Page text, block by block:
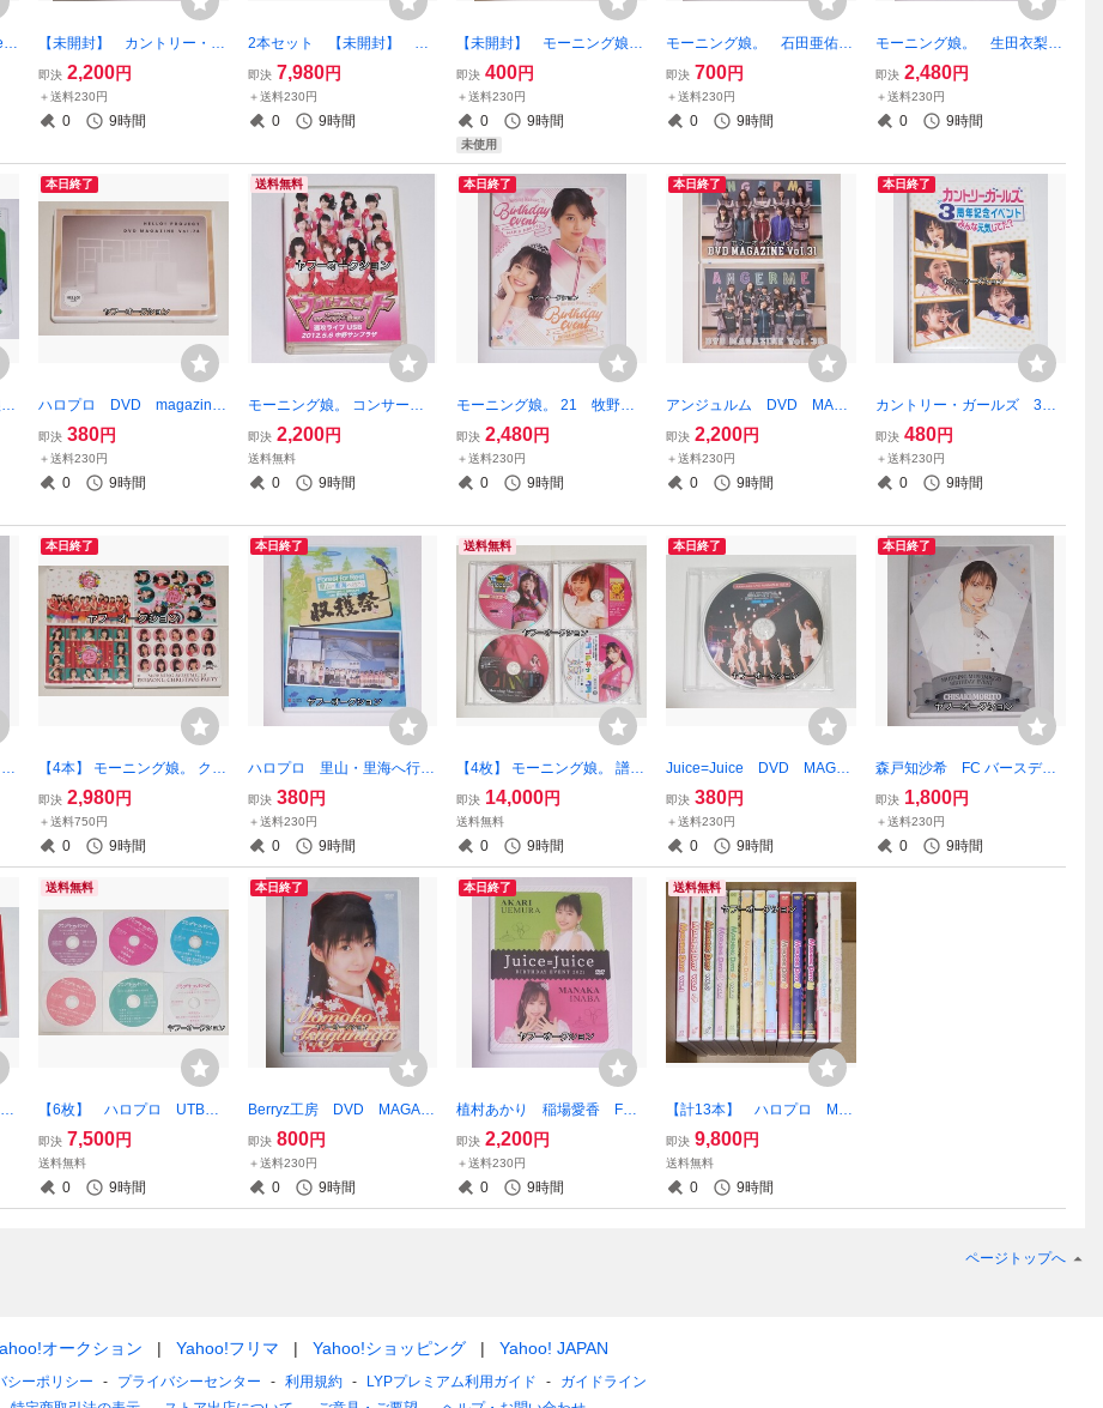
【未開封】 カントリー・ガ
ールズ FCイベント DVD
2019 夏の大四角形 山
木梨沙 森戸知沙希 小関舞 船
木結 ハロプロ モーニング
即決 2,200円
＋送料230円
0 9時間
2本セット 【未開封】 モ
ーニング娘。 田中れいな
on ソロアングル DVD 2
010 2011 ライバルサバイ
バル ファンタジーDX ハ
即決 7,980円
＋送料230円
0 9時間
【未開封】 モーニング娘。
DVD MAGAZINE マガ
ジン vol.86 ハロプロ
即決 400円
＋送料230円
0 9時間
未使用
モーニング娘。 石田亜佑
美 2021 FC バースデー イ
ベント DVD ハロプロ
即決 700円
＋送料230円
0 9時間
モーニング娘。 生田衣梨
奈 山﨑愛生 2021 バー
スデーイベント DVD ハロ
プロ
即決 2,480円
＋送料230円
0 9時間
本日終了
ハロプロ DVD magazine
マガジン Vol.78 モーニ
ング娘。 アンジュルム Ju
ice=Juice BEYOOOOOND
S OCHA NORMA
即決 380円
＋送料230円
0 9時間
送料無料
モーニング娘。 コンサート
ツアー 2012 春 速攻ライブ
USB ウルトラスマート 道重
さゆみ 田中れいな 譜久村聖
鞘師里保 佐藤優樹 工藤遥
即決 2,200円
送料無料
0 9時間
本日終了
モーニング娘。 21 牧野真
莉愛 横山玲奈 FC バー
スデーイベント 2021 DV
D ハロプロ
即決 2,480円
＋送料230円
0 9時間
本日終了
アンジュルム DVD MAGA
ZINE マガジン vol.31 vo
l.36 アンジュル部 竹内朱
莉 佐々木莉佳子 上國料萌衣
笠原桃奈 ハロプロ
即決 2,200円
＋送料230円
0 9時間
本日終了
カントリー・ガールズ 3周
年記念 ライブ コンサー
ト DVD ハロプロ 山木梨
沙 森戸知沙希 梁川奈々
美 船木結
即決 480円
＋送料230円
0 9時間
本日終了
【4本】 モーニング娘。 クリ
スマス DVD 2017 2018 20
19 2020 ハロプロ 佐藤優樹
牧野真莉愛 北川莉央 岡村ほ
まれ 山﨑愛生 17 18 19 20
即決 2,980円
＋送料750円
0 9時間
本日終了
ハロプロ 里山・里海へ行こ
う with 勇気の翼 2014 収
穫祭 DVD モーニング娘。
即決 380円
＋送料230円
0 9時間
送料無料
【4枚】 モーニング娘。 譜久
村聖 コンサート ソロ アング
ル DVD 2011 2012 2013 カ
ラフルキャラクター、ミチシ
ゲ イレブン、ハロプロ
即決 14,000円
送料無料
0 9時間
本日終了
Juice=Juice DVD MAGAZ
INE マガジン vol.14 ハ
ロプロ 宮本佳林 植村あか
り 段原瑠々 梁川奈々美
【DVDのみ】
即決 380円
＋送料230円
0 9時間
本日終了
森戸知沙希 FC バースデー
イベント DVD 2020 ハ
ロプロ モーニング娘。 カ
ントリーガールズ
即決 1,800円
＋送料230円
0 9時間
送料無料
【6枚】 ハロプロ UTB
アップトゥボーイ スペシャ
ルメイキング DVD vol.277
279 296 324 325 332 UTB
モーニング娘。 牧野真莉愛
即決 7,500円
送料無料
0 9時間
本日終了
Berryz工房 DVD MAGAZI
NE マガジン vol.8 嗣永
桃子 ハロプロ
即決 800円
＋送料230円
0 9時間
本日終了
植村あかり 稲場愛香 FC
バースデーイベント 202
1 DVD ハロプロ Juice=
Juice カントリー・ガール
ズ
即決 2,200円
＋送料230円
0 9時間
送料無料
【計13本】 ハロプロ MO
RNING DAYS DVD vol.
1～12 モーニング娘。 道重
さゆみ 田中れいな 亀井絵里
譜久村聖 生田衣梨奈 鞘師里
即決 9,800円
送料無料
0 9時間
ページトップへ
オークション Yahoo!フリマ Yahoo!ショッピング Yahoo! JAPAN
シーポリシー プライバシーセンター 利用規約 LYPプレミアム利用ガイド
ガイドライン